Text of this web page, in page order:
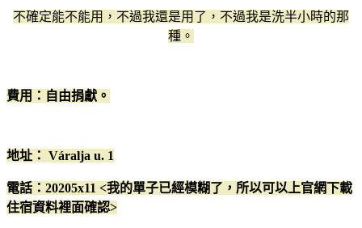
不確定能不能用，不過我還是用了，不過我是洗半小時的那
種。
費用：自由捐獻。
地址： Váralja u. 1
電話：20205x11 <我的單子已經模糊了，所以可以上官網下載
住宿資料裡面確認>